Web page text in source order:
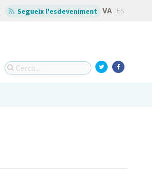
Segueix l'esdeveniment VA ES